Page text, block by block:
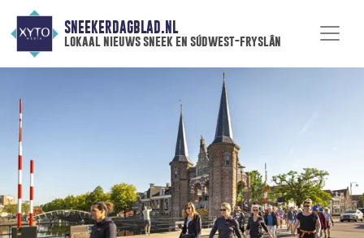
SNEEKERDAGBLAD.NL
lokaal nieuws sneek en súdwest-fryslân